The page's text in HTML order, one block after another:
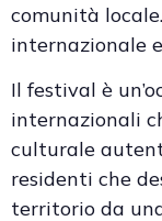
comunità
internazionale
Il festival è
internazionali
culturale
residenti che
territorio da